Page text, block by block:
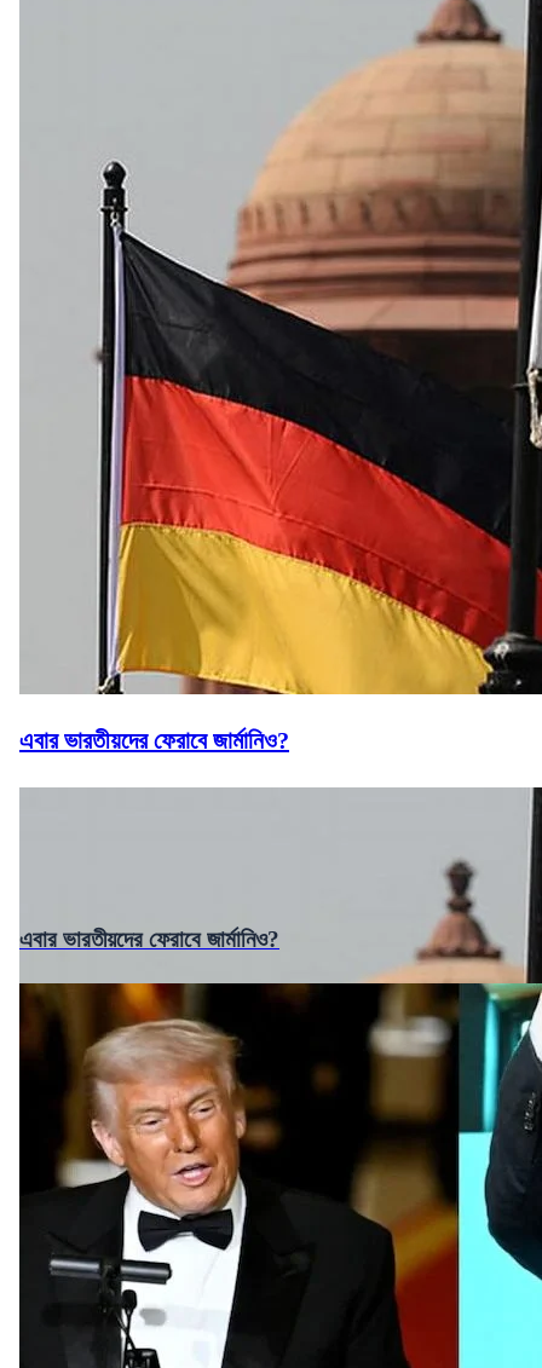
এবার ভারতীয়দের ফেরাবে জার্মানিও?
এবার ভারতীয়দের ফেরাবে জার্মানিও?